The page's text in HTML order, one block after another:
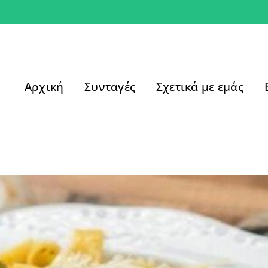
Αρχική Συνταγές Σχετικά με εμάς